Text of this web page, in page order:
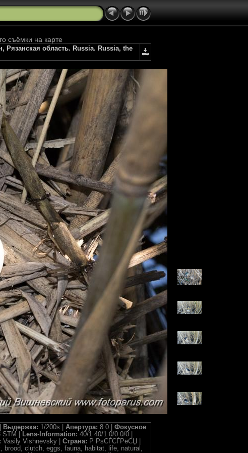
съёмки на карте
область. Russia. Russia, the
Выдержка: 1/200s | Апертура: 8.0 | Фокусное
STM | Lens-Information: 40/1 40/1 0/0 0/0 |
Vasily Vishnevsky | Страна: Р РѕСЃСЃРёСЏ |
clutch, eggs, fauna, habitat, life, natural,